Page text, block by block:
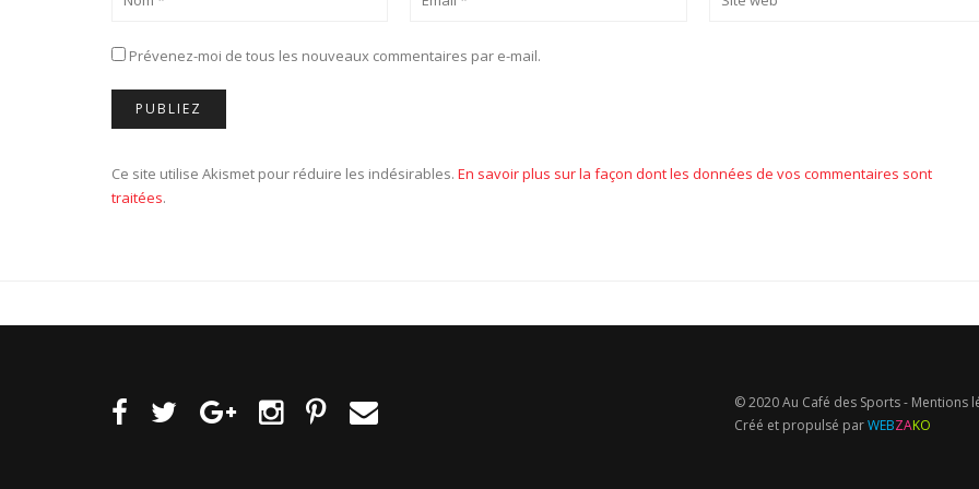
Prévenez-moi de tous les nouveaux commentaires par e-mail.
Ce site utilise Akismet pour réduire les indésirables. En savoir plus sur la façon dont les données de vos commentaires sont
traitées.
© 2020 Au Café des Sports - Mentions
Créé et propulsé parWEBZAKO